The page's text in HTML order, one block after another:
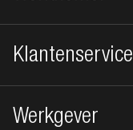
Klantenservice
Werkgever